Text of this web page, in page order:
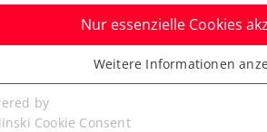
Wildcard
Miami
Nur essenzielle Cookies
Cookies werden für
benötigt. Dadurch ist
Weitere Informationen
by
Cookie Consent